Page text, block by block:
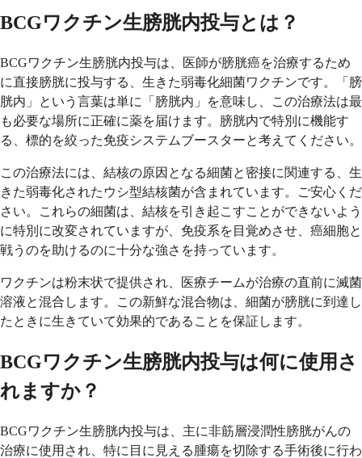
BCGワクチン生膀胱内投与とは？
BCGワクチン生膀胱内投与は、医師が膀胱癌を治療するため
に直接膀胱に投与する、生きた弱毒化細菌ワクチンです。「膀
胱内」という言葉は単に「膀胱内」を意味し、この治療法は最
も必要な場所に正確に薬を届けます。膀胱内で特別に機能す
る、標的を絞った免疫システムブースターと考えてください。
この治療法には、結核の原因となる細菌と密接に関連する、生
きた弱毒化されたウシ型結核菌が含まれています。ご安心くだ
さい。これらの細菌は、結核を引き起こすことができないよう
に特別に改変されていますが、免疫系を目覚めさせ、癌細胞と
戦うのを助けるのに十分な強さを持っています。
ワクチンは粉末状で提供され、医療チームが治療の直前に滅菌
溶液と混合します。この新鮮な混合物は、細菌が膀胱に到達し
たときに生きていて効果的であることを保証します。
BCGワクチン生膀胱内投与は何に使用さ
れますか？
BCGワクチン生膀胱内投与は、主に非筋層浸潤性膀胱がんの
治療に使用され、特に目に見える腫瘍を切除する手術後に行わ